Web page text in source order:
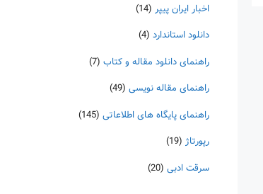
اخبار ایران پیپر (14)
دانلود استاندارد (4)
راهنمای دانلود مقاله و کتاب (7)
راهنمای مقاله نویسی (49)
راهنمای پایگاه های اطلاعاتی (145)
رپورتاژ (19)
سرقت ادبی (20)